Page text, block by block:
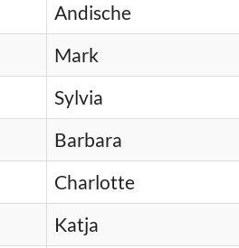
Andische
Mark
Sylvia
Barbara
Charlotte
Katja